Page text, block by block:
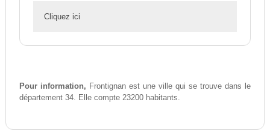
Cliquez ici
Pour information, Frontignan est une ville qui se trouve dans le
département 34. Elle compte 23200 habitants.